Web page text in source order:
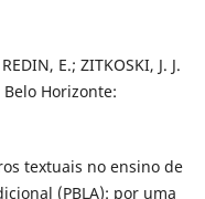
E.; ZITKOSKI, J. J.
Horizonte:
textuais no ensino de
(PBLA): por uma